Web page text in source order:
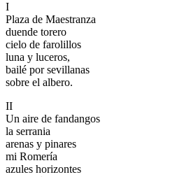
I
Plaza de Maestranza
duende torero
cielo de farolillos
luna y luceros,
bailé por sevillanas
sobre el albero.
II
Un aire de fandangos
la serrania
arenas y pinares
mi Romería
azules horizontes